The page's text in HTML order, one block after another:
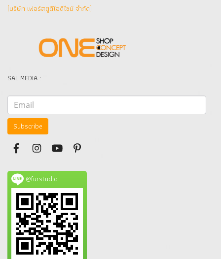
(บริษัท เฟอร์สตูดิโอดีไซน์ จำกัด]
SAL MEDIA :
Subscribe
@furstudio